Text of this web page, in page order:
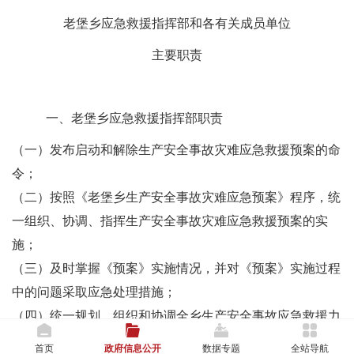
老堡乡应急救援指挥部和各有关成员单位
主要职责
一、 老堡乡应急救援指挥部职责
（一）发布启动和解除生产安全事故灾难应急救援预案的命
令；
（二）按照《老堡乡生产安全事故灾难应急预案》程序，统
一组织、协调、指挥生产安全事故灾难应急救援预案的实
施；
（三）及时掌握《预案》实施情况，并对《预案》实施过程
中的问题采取应急处理措施；
（四）统一规划、组织和协调全乡生产安全事故应急救援力
量和资源；
首页 政府信息公开 数据专题 全站导航